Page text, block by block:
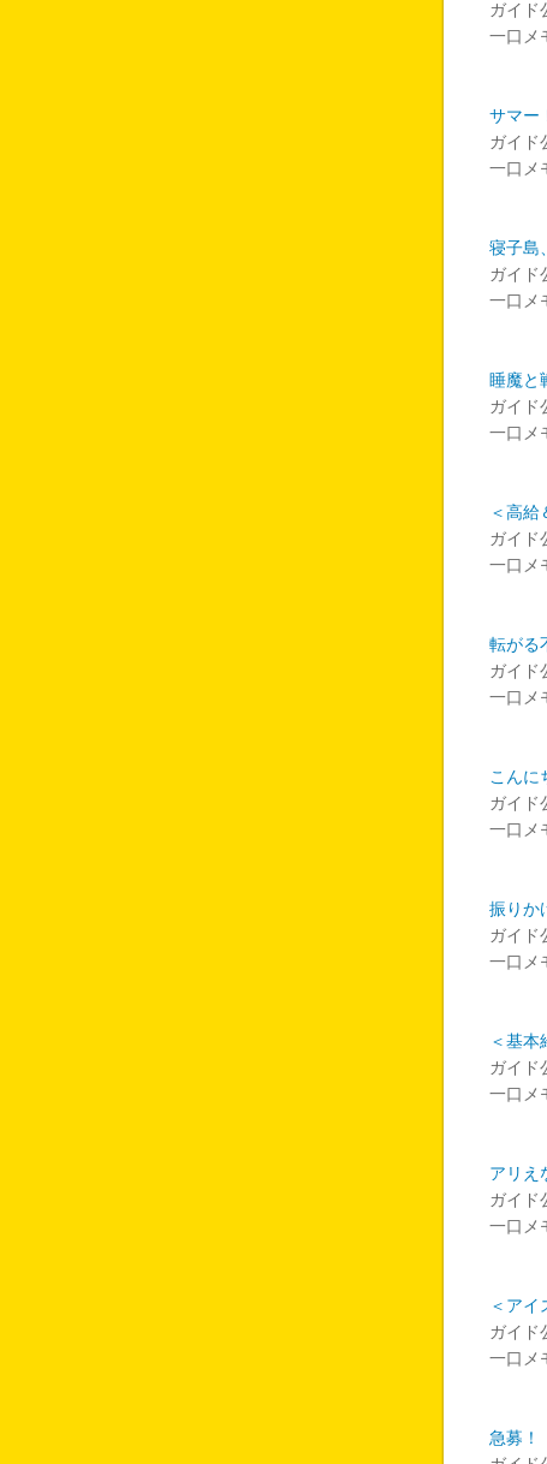
ガイド
一口メ
サマー
ガイド
一口メ
寝子島
ガイド
一口メ
睡魔
ガイド
一口メ
＜高給
ガイド
一口メ
転がる
ガイド
一口メ
こんに
ガイド
一口メ
振りか
ガイド
一口メ
＜基本
ガイド
一口メ
アリ
ガイド
一口メ
＜アイ
ガイド
一口メ
急募！